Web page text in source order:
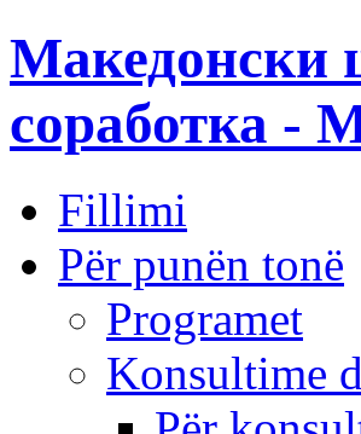
Македонски
соработка
Fillimi
Për punën tonë
Programet
Konsultime